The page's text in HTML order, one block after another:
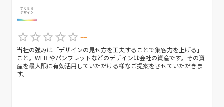
--
当社の強みは「デザインの見せ方を工夫することで集客力を上げる」
こと。WEB やパンフレットなどのデザインは会社の資産です。その資
産を最大限に有効活用していただける様なご提案をさせていただきま
す。